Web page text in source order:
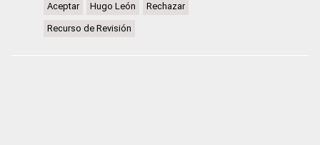
Aceptar Hugo León Rechazar
Recurso de Revisión